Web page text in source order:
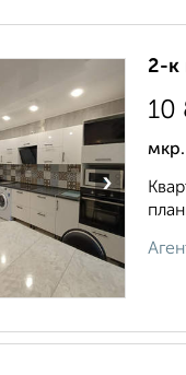
›
2-к
10